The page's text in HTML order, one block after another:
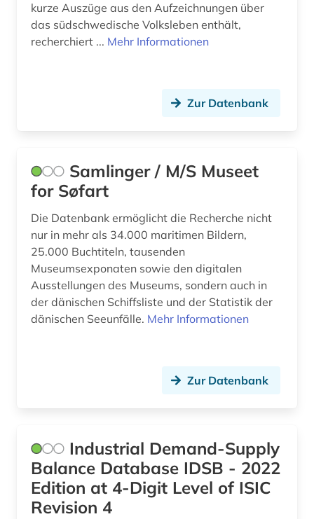
bergbau (3)
bergbaustatistik (2)
berichterstattung (1)
berlin (7)
beruf (1)
berufe (1)
berufsforschung (1)
beschwerde (1)
beschäftigung (4)
kurze Auszüge aus den Aufzeichnungen über
das südschwedische Volksleben enthält,
recherchiert ... Mehr Informationen
Zur Datenbank
Samlinger / M/S Museet
for Søfart
Die Datenbank ermöglicht die Recherche nicht
nur in mehr als 34.000 maritimen Bildern,
25.000 Buchtiteln, tausenden
Museumsexponaten sowie den digitalen
Ausstellungen des Museums, sondern auch in
der dänischen Schiffsliste und der Statistik der
dänischen Seeunfälle. Mehr Informationen
Zur Datenbank
Industrial Demand-Supply
Balance Database IDSB - 2022
Edition at 4-Digit Level of ISIC
Revision 4